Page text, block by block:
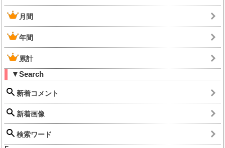
月間
年間
累計
▼Search
新着コメント
新着画像
検索ワード